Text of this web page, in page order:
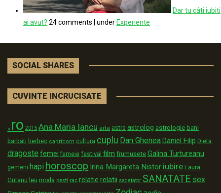
Dar tu câti iubiti
ai avut? 24 comments under Experiente
SOCIAL SHARES
CUVINTE INCRUCISATE
.ro 2015 Ana Maria Iancu arta astre astrolog astrologie bani
barbati berbec capricorn cultura cuplu Dan GheneaDaniel Filip Dieta
dragoste femei femeie festival film frumusete Galina Turtureanu
gemeni hapi horoscop Irina Margareta Nistor iubire Laura
Gutanu leu moda pesti rac relatie relatii sagetator SANATATE sex